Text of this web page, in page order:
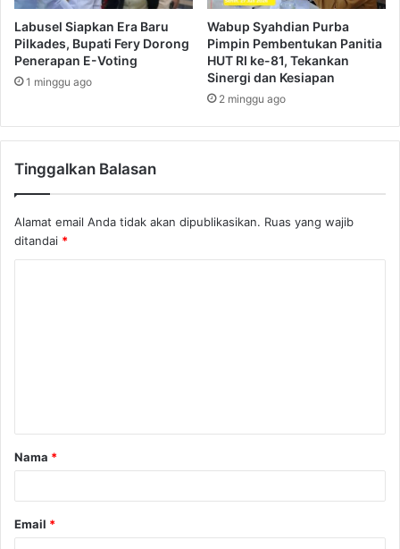
Labusel Siapkan Era Baru
Pilkades, Bupati Fery Dorong
Penerapan E-Voting
1 minggu ago
Wabup Syahdian Purba
Pimpin Pembentukan Panitia
HUT RI ke-81, Tekankan
Sinergi dan Kesiapan
2 minggu ago
Tinggalkan Balasan
Alamat email Anda tidak akan dipublikasikan. Ruas yang wajib
ditandai *
a
r
Nama *
Email *